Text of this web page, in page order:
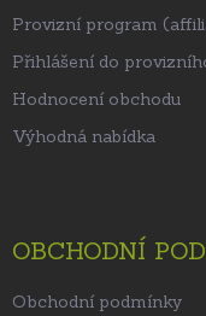
Provizní program
Přihlášení do
Hodnocení obchodu
Výhodná nabídka
OBCHODNÍ
Obchodní podmínky